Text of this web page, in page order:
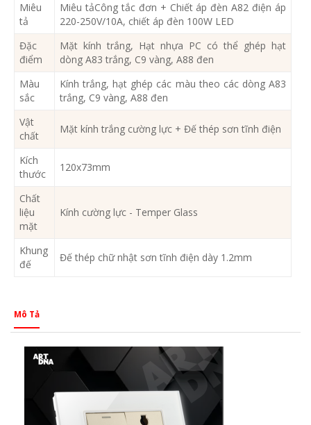
Miêu
tả
Miêu tảCông tắc đơn + Chiết áp đèn A82 điện áp
220-250V/10A, chiết áp đèn 100W LED
Đặc
điểm
Mặt kính trắng, Hạt nhựa PC có thể ghép hạt
dòng A83 trắng, C9 vàng, A88 đen
Màu
sắc
Kính trắng, hạt ghép các màu theo các dòng A83
trắng, C9 vàng, A88 đen
Vật
chất
Mặt kính trắng cường lực + Đế thép sơn tĩnh điện
Kích
thước
120x73mm
Chất
liệu
mặt
Kính cường lực - Temper Glass
Khung
đế
Đế thép chữ nhật sơn tĩnh điện dày 1.2mm
Mô Tả